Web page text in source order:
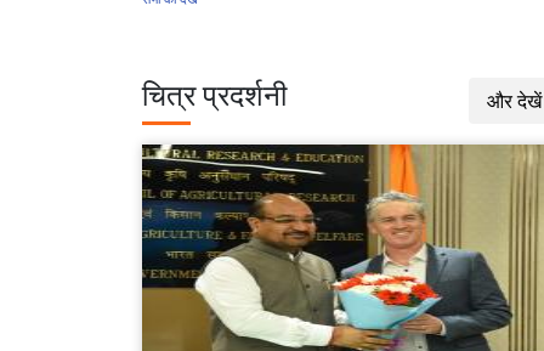
विश्वविद्यालय द्वारा चन्ना एंड्राओ का प्रजनन:
भाकृअनुप–आरसीईआर की XXII अनुसंधान
सलाहकार समिति बैठक में पूर्वी भारत के लिए भूमि एवं
जल उत्पादकता तथा जलवायु-स्मार्ट कृषि पर विशेष
जोर
भाकृअनुप–सीआईएई भोपाल और आईआईपी दिल्ली
ने कृषि उत्पादों के लिए स्मार्ट एवं इंटेलिजेंट पैकेजिंग
प्रणालियों के सामंजस्यीकरण पर राष्ट्रीय मंथन
एक
चित्र प्रदर्शनी और देखें